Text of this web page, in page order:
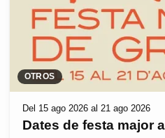
OTROS
Del 15 ago 2026 al 21 ago 2026
Dates de festa major